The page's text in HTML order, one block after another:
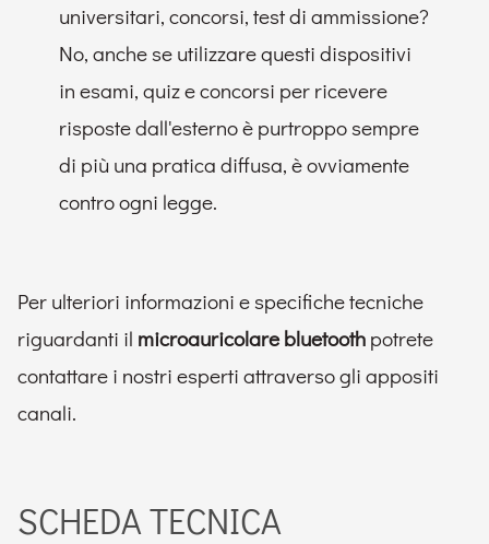
universitari, concorsi, test di ammissione?
No, anche se utilizzare questi dispositivi
in esami, quiz e concorsi per ricevere
risposte dall'esterno è purtroppo sempre
di più una pratica diffusa, è ovviamente
contro ogni legge.
Per ulteriori informazioni e specifiche tecniche
riguardanti il microauricolare bluetooth potrete
contattare i nostri esperti attraverso gli appositi
canali.
SCHEDA TECNICA